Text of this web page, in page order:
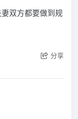
双方都要做到规
分享